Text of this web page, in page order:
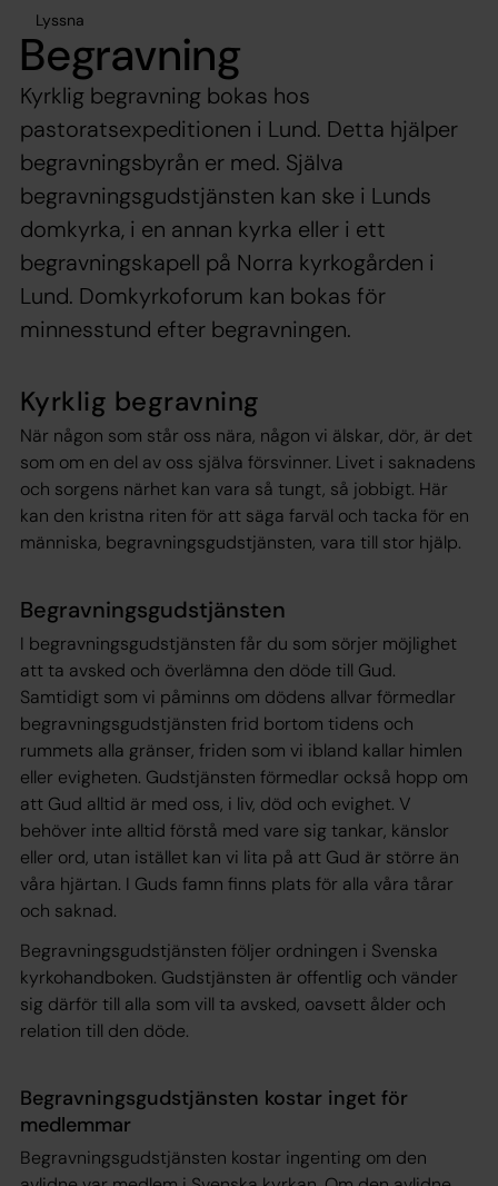
Lyssna
Begravning
Kyrklig begravning bokas hos
pastoratsexpeditionen i Lund. Detta hjälper
begravningsbyrån er med. Själva
begravningsgudstjänsten kan ske i Lunds
domkyrka, i en annan kyrka eller i ett
begravningskapell på Norra kyrkogården i
Lund. Domkyrkoforum kan bokas för
minnesstund efter begravningen.
Kyrklig begravning
När någon som står oss nära, någon vi älskar, dör, är det
som om en del av oss själva försvinner. Livet i saknadens
och sorgens närhet kan vara så tungt, så jobbigt. Här
kan den kristna riten för att säga farväl och tacka för en
människa, begravningsgudstjänsten, vara till stor hjälp.
Begravningsgudstjänsten
I begravningsgudstjänsten får du som sörjer möjlighet
att ta avsked och överlämna den döde till Gud.
Samtidigt som vi påminns om dödens allvar förmedlar
begravningsgudstjänsten frid bortom tidens och
rummets alla gränser, friden som vi ibland kallar himlen
eller evigheten. Gudstjänsten förmedlar också hopp om
att Gud alltid är med oss, i liv, död och evighet. V
behöver inte alltid förstå med vare sig tankar, känslor
eller ord, utan istället kan vi lita på att Gud är större än
våra hjärtan. I Guds famn finns plats för alla våra tårar
och saknad.
Begravningsgudstjänsten följer ordningen i Svenska
kyrkohandboken. Gudstjänsten är offentlig och vänder
sig därför till alla som vill ta avsked, oavsett ålder och
relation till den döde.
Begravningsgudstjänsten kostar inget för
medlemmar
Begravningsgudstjänsten kostar ingenting om den